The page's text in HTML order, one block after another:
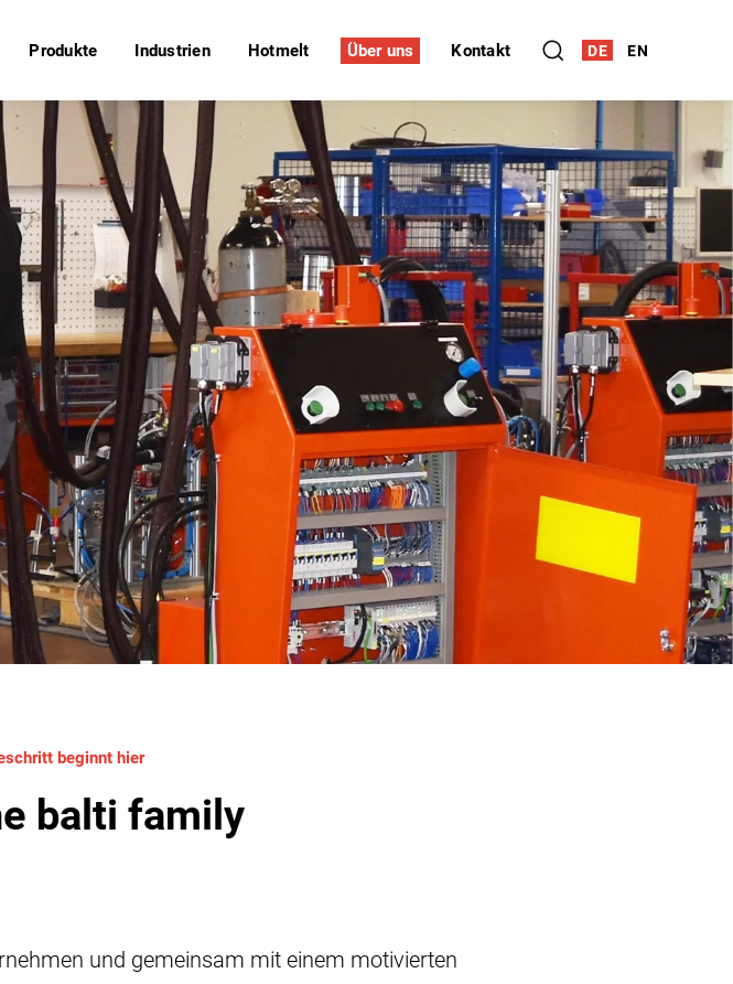
Produkte Industrien Hotmelt Über uns Kontakt DE EN
beginnt hier
balti family
und gemeinsam mit einem motivierten